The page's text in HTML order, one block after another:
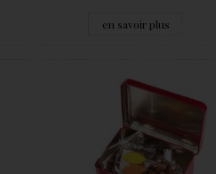
en savoir plus